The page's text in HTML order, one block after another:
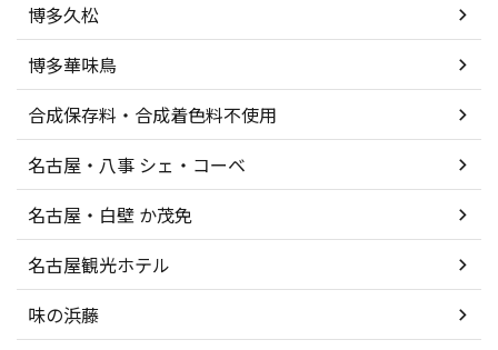
博多久松
博多華味鳥
合成保存料・合成着色料不使用
名古屋・八事 シェ・コーベ
名古屋・白壁 か茂免
名古屋観光ホテル
味の浜藤